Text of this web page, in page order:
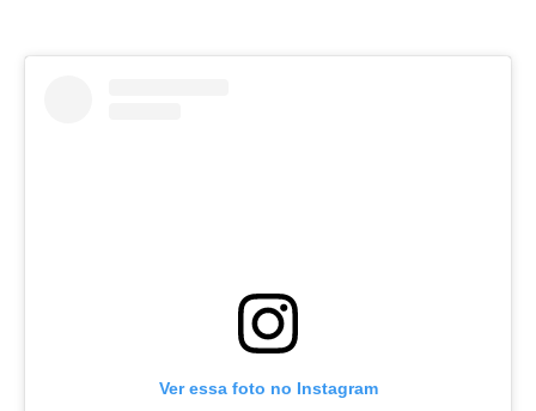
Ver essa foto no Instagram